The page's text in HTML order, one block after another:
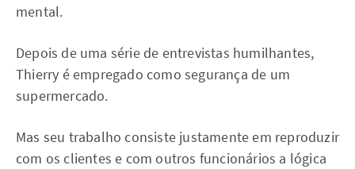
mental.
Depois de uma série de entrevistas humilhantes,
Thierry é empregado como segurança de um
supermercado.
Mas seu trabalho consiste justamente em reproduzir
com os clientes e com outros funcionários a lógica